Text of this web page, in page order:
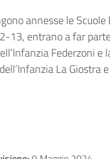
annesse le
13, entrano a far
Federzoni e
La Giostra